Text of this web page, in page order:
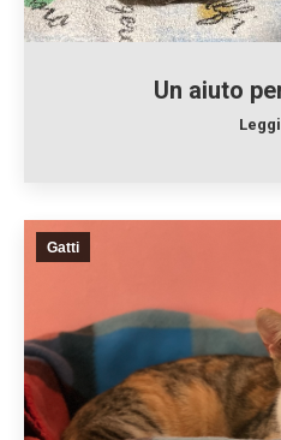
Un aiuto
Leggi
Gatti